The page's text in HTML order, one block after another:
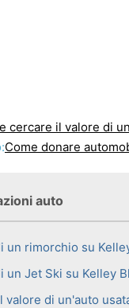
cercare il valore di una
Come donare automobili
auto
un rimorchio su
un Jet Ski su Kelley
valore di un'auto